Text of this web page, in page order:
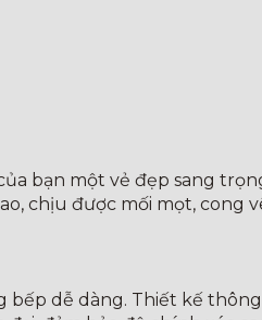
bạn một vẻ đẹp sang
chịu được mối mọt, cong
dễ dàng. Thiết kế